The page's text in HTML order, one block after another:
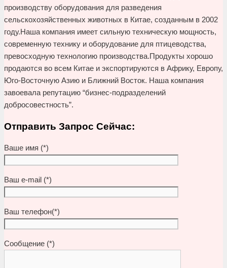
производству оборудования для разведения
сельскохозяйственных животных в Китае, созданным в 2002
году.Наша компания имеет сильную техническую мощность,
современную технику и оборудование для птицеводства,
превосходную технологию производства.Продукты хорошо
продаются во всем Китае и экспортируются в Африку, Европу,
Юго-Восточную Азию и Ближний Восток. Наша компания
завоевала репутацию “бизнес-подразделений
добросовестность”.
Отправить Запрос Сейчас:
Ваше имя (*)
Ваш e-mail (*)
Ваш телефон(*)
Сообщение (*)